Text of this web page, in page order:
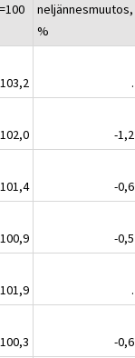
neljännesmuutos,
%
103,2 .
102,0 -1,2
101,4 -0,6
100,9 -0,5
101,9 .
100,3 -0,6